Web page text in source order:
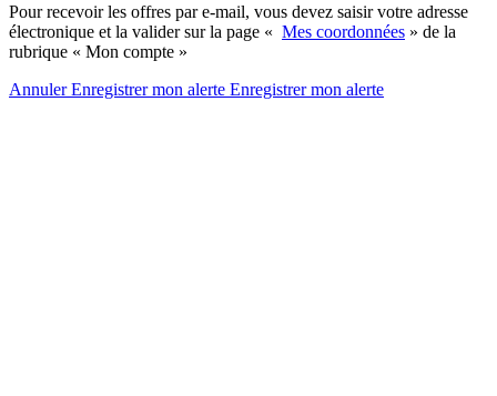
Pour recevoir les offres par e-mail, vous devez saisir votre adresse
électronique et la valider sur la page « Mes coordonnées » de la
rubrique « Mon compte »
AnnulerEnregistrer mon alerte Enregistrermon alerte